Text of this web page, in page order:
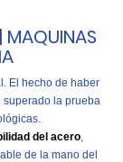
MAQUINAS
El hecho de haber
la prueba
del acero
de la mano del